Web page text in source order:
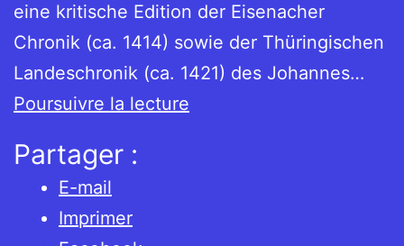
eine kritische Edition der Eisenacher
Chronik (ca. 1414) sowie der Thüringischen
Landeschronik (ca. 1421) des Johannes…
Poursuivre la lecture
Partager :
E-mail
Imprimer